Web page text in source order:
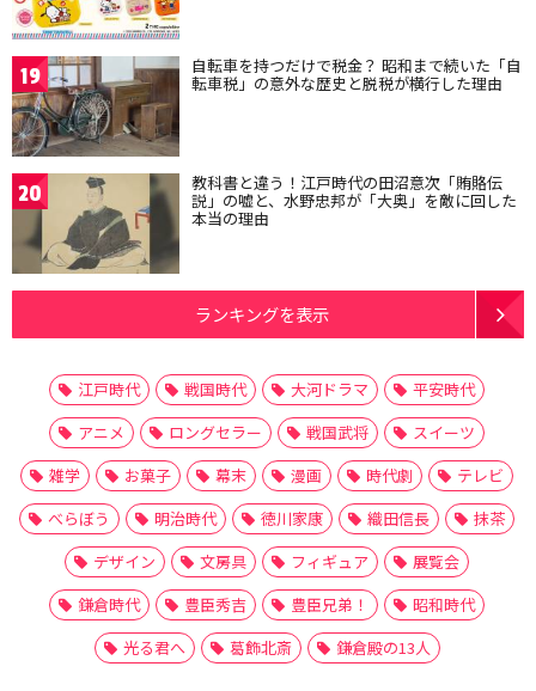
19 自転車を持つだけで税金？ 昭和まで続いた「自
転車税」の意外な歴史と脱税が横行した理由
20 教科書と違う！江戸時代の田沼意次「賄賂伝
説」の嘘と、水野忠邦が「大奥」を敵に回した
本当の理由
ランキングを表示
江戸時代 戦国時代 大河ドラマ
平安時代
アニメ
ロングセラー 戦国武将
スイーツ
雑学
お菓子 幕末 漫画 時代劇
テレビ
べらぼう
明治時代 徳川家康 織田信長
抹茶
デザイン
文房具 フィギュア
展覧会
鎌倉時代
豊臣秀吉 豊臣兄弟！
昭和時代
光る君へ
葛飾北斎 鎌倉殿の13人